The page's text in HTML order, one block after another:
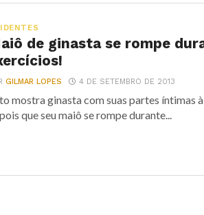
de ginasta se rompe
GILMAR LOPES 4 DE SETEMBRO DE 2013
mostra ginasta com suas partes íntimas
que seu maiô se rompe durante...